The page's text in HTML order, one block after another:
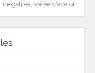
inégalités, soirée d'azelot